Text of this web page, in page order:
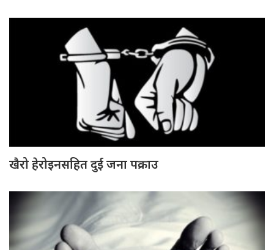
खैरो हेरोइनसहित दुई जना पक्राउ